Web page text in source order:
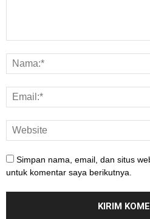
Simpan nama, email, dan situs
untuk komentar saya berikutnya.